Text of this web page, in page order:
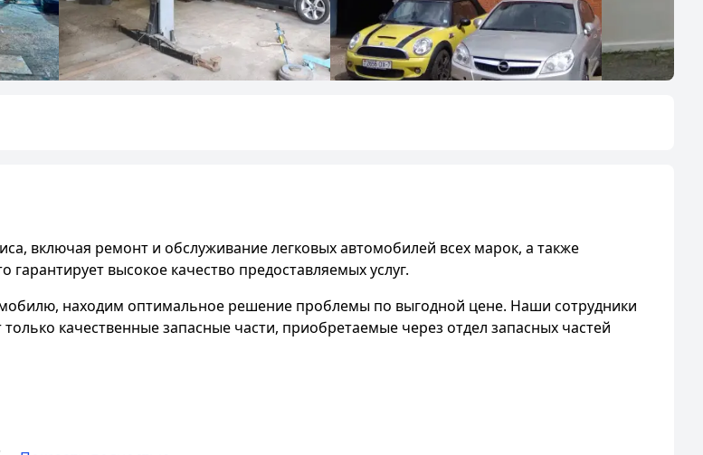
включая ремонт и обслуживание легковых автомобилей всех марок, а также
высокое качество предоставляемых услуг.
находим оптимальное решение проблемы по выгодной цене. Наши сотрудники
качественные запасные части, приобретаемые через отдел запасных частей